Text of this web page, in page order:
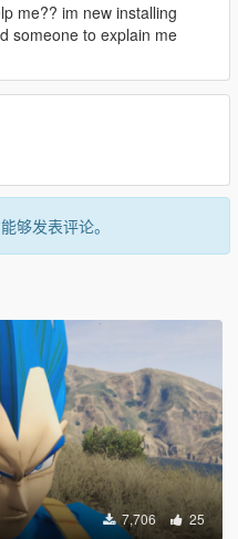
me?? im new installing
someone to explain me
够发表评论。
7,706 25